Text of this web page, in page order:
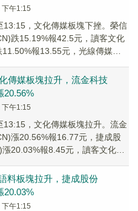
午1:15
13:15，文化傳媒板塊下挫。榮信
跌15.19%報42.5元，讀客文化
報13.55元，光線傳媒
傳媒板塊拉升，流金科技
20.56%
午1:15
13:15，文化傳媒板塊拉升。流金
漲20.56%報16.77元，捷成股
20.03%報8.45元，讀客文化
料板塊拉升，捷成股份
20.03%
午1:15